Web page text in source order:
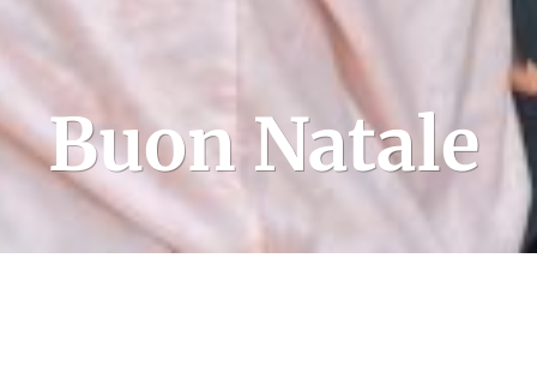
Buon Natale